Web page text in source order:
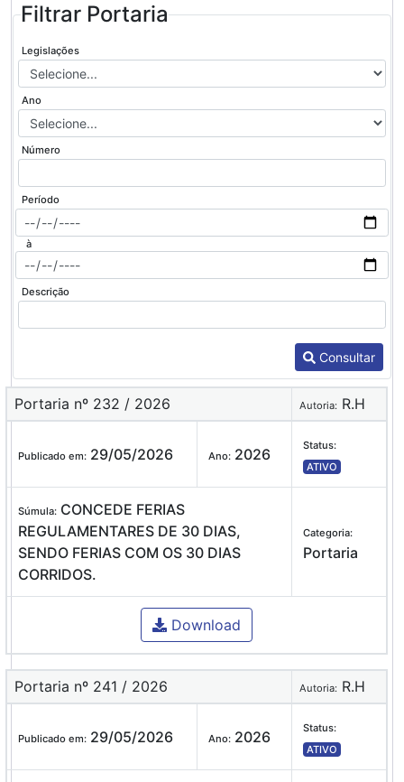
Filtrar Portaria
Legislações
Ano
Número
Período
à
Descrição
Consultar
Portaria nº 232 / 2026 Autoria: R.H
Publicado em: 29/05/2026 Ano: 2026
Status:
ATIVO
Súmula: CONCEDE FERIAS
REGULAMENTARES DE 30 DIAS,
SENDO FERIAS COM OS 30 DIAS
CORRIDOS.
Categoria:
Portaria
Download
Portaria nº 241 / 2026 Autoria: R.H
Publicado em: 29/05/2026 Ano: 2026
Status:
ATIVO